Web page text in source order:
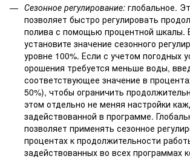
Сезонное регулирование: глобальное.
позволяет быстро регулировать
полива с помощью процентной шкалы.
установите значение сезонного
уровне 100%. Если с учетом погодных
орошения требуется меньше воды,
соответствующее значение в
50%), чтобы ограничить
этом отдельно не меняя настройки
задействованной в программе.
позволяет применять сезонное
процентах к продолжительности
задействованных во всех программах